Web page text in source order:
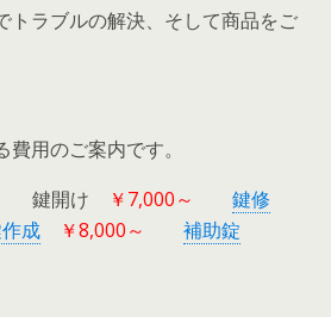
トラブルの解決、そして商品をご
用のご案内です。
鍵開け ￥7,000～
鍵修
成 ￥8,000～
補助錠